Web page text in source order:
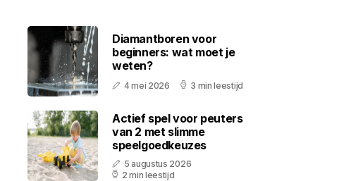
Diamantboren voor
beginners: wat moet je
weten?
4 mei 2026 3 min leestijd
Actief spel voor peuters
van 2 met slimme
speelgoedkeuzes
5 augustus 2026
2 min leestijd